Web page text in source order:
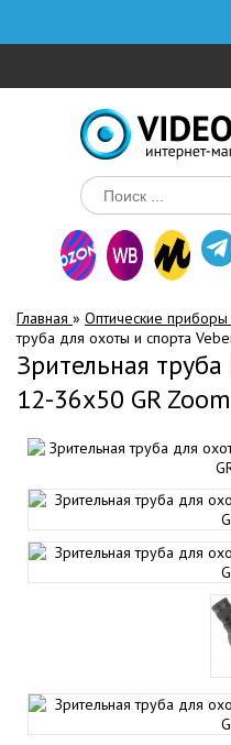
Главная » Оптические приборы
труба для охоты и спорта
Зрительная
12-36x50 GR